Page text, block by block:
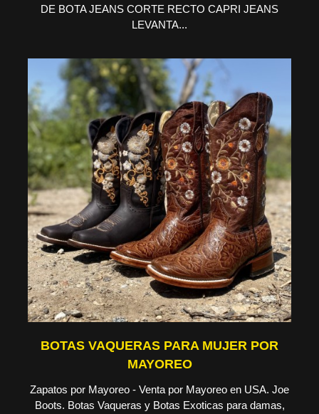
DE BOTA JEANS CORTE RECTO CAPRI JEANS
LEVANTA...
BOTAS VAQUERAS PARA MUJER POR
MAYOREO
Zapatos por Mayoreo - Venta por Mayoreo en USA. Joe
Boots. Botas Vaqueras y Botas Exoticas para damas,